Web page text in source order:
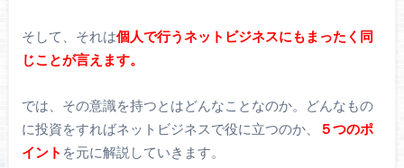
そして、それは個人で行うネットビジネスにもまったく同
じことが言えます。
では、その意識を持つとはどんなことなのか。どんなもの
に投資をすればネットビジネスで役に立つのか、
５つのポ
イント を元に解説していきます。